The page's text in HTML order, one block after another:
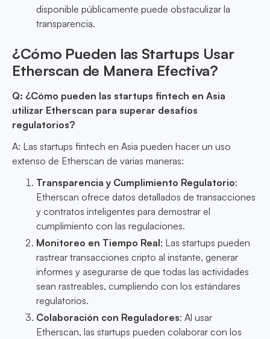
disponible públicamente puede obstaculizar la
transparencia.
¿Cómo Pueden las Startups Usar
Etherscan de Manera Efectiva?
Q: ¿Cómo pueden las startups fintech en Asia
utilizar Etherscan para superar desafíos
regulatorios?
A: Las startups fintech en Asia pueden hacer un uso
extenso de Etherscan de varias maneras:
Transparencia y Cumplimiento Regulatorio:
Etherscan ofrece datos detallados de transacciones
y contratos inteligentes para demostrar el
cumplimiento con las regulaciones.
Monitoreo en Tiempo Real: Las startups pueden
rastrear transacciones cripto al instante, generar
informes y asegurarse de que todas las actividades
sean rastreables, cumpliendo con los estándares
regulatorios.
Colaboración con Reguladores: Al usar
Etherscan, las startups pueden colaborar con los